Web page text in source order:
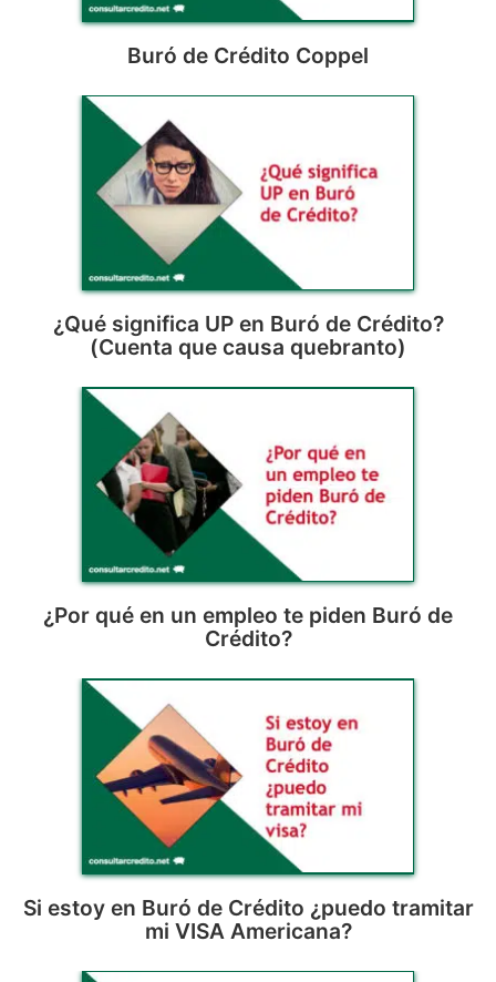
Buró de Crédito Coppel
¿Qué significa UP en Buró de Crédito?
(Cuenta que causa quebranto)
¿Por qué en un empleo te piden Buró de
Crédito?
Si estoy en Buró de Crédito ¿puedo tramitar
mi VISA Americana?